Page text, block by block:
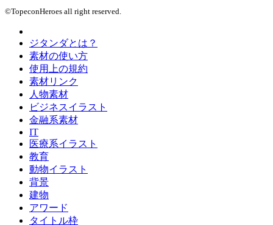
©TopeconHeroes all right reserved.
ジタンダとは？
素材の使い方
使用上の規約
素材リンク
人物素材
ビジネスイラスト
金融系素材
IT
医療系イラスト
教育
動物イラスト
背景
建物
アワード
タイトル枠